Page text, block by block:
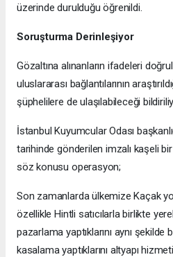
üzerinde durulduğu öğrenildi.
Soruşturma Derinleşiyor
Gözaltına alınanların ifadeleri
uluslararası bağlantılarının
şüphelilere de ulaşılabileceği
İstanbul Kuyumcular Odası
tarihinde gönderilen imzalı kaşeli
söz konusu operasyon;
Son zamanlarda ülkemize Kaçak
özellikle Hintli satıcılarla birlikte
pazarlama yaptıklarını aynı şekilde
kasalama yaptıklarını altyapı